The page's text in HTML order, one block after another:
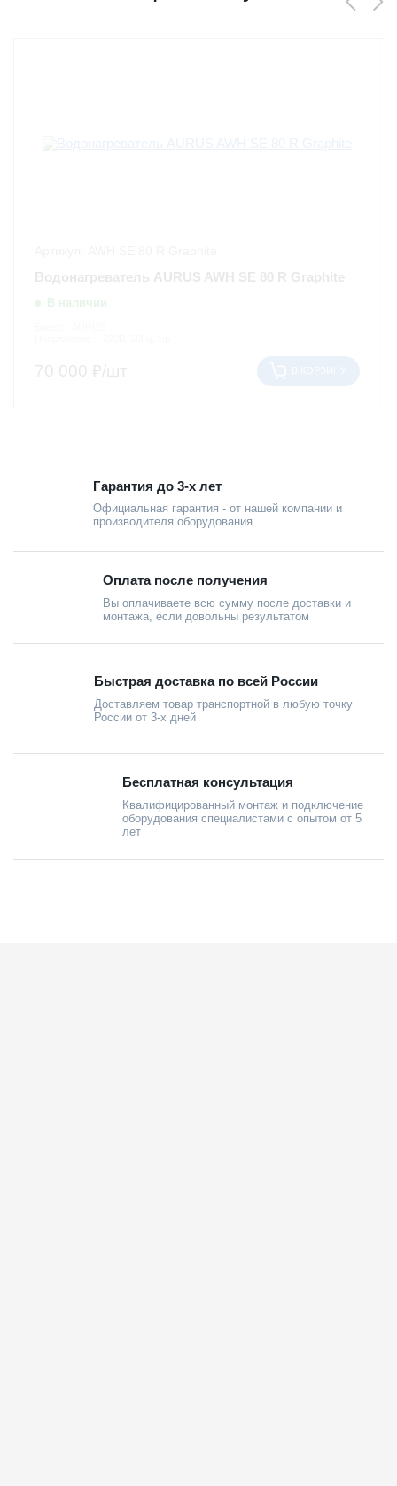
В наличии
Гарантия до 3-х лет
Официальная гарантия - от нашей компании и
производителя оборудования
Оплата после получения
Вы оплачиваете всю сумму после доставки и
монтажа, если довольны результатом
Быстрая доставка по всей России
Доставляем товар транспортной в любую точку
России от 3-х дней
Бесплатная консультация
Квалифицированный монтаж и подключение
оборудования специалистами с опытом от 5
лет